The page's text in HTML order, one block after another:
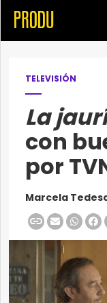
TELEVISIÓN
La
con
por
Marcela